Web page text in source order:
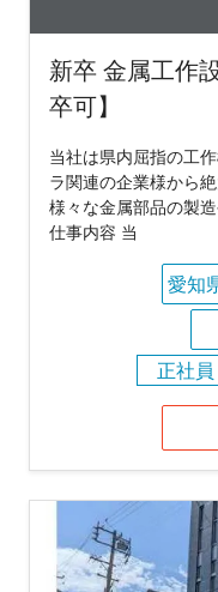
新卒 金属工作
卒可】
当社は県内屈指の工
ラ関連の企業様から
様々な金属部品の製
仕事内容 当
愛知
正社員